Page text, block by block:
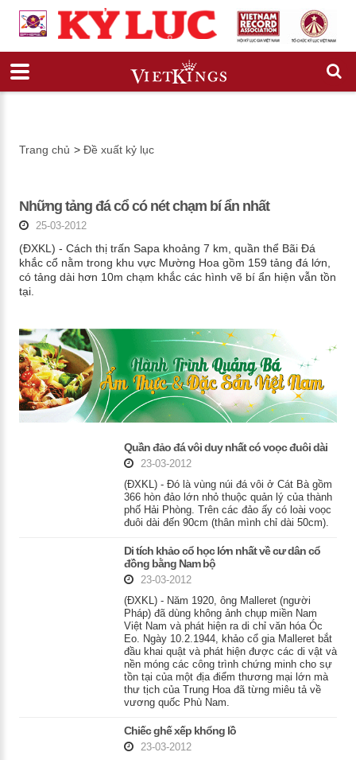
Trang chủ > Đề xuất kỷ lục
Những tảng đá cổ có nét chạm bí ẩn nhất
25-03-2012
(ĐXKL) - Cách thị trấn Sapa khoảng 7 km, quần thể Bãi Đá
khắc cổ nằm trong khu vực Mường Hoa gồm 159 tảng đá lớn,
có tảng dài hơn 10m chạm khắc các hình vẽ bí ẩn hiện vẫn tồn
tại.
Quần đảo đá vôi duy nhất có voọc đuôi dài
23-03-2012
(ĐXKL) - Đó là vùng núi đá vôi ở Cát Bà gồm
366 hòn đảo lớn nhỏ thuộc quản lý của thành
phố Hải Phòng. Trên các đảo ấy có loài voọc
đuôi dài đến 90cm (thân mình chỉ dài 50cm).
Di tích khảo cổ học lớn nhất về cư dân cổ
đồng bằng Nam bộ
23-03-2012
(ĐXKL) - Năm 1920, ông Malleret (người
Pháp) đã dùng không ảnh chụp miền Nam
Việt Nam và phát hiện ra di chỉ văn hóa Óc
Eo. Ngày 10.2.1944, khảo cổ gia Malleret bắt
đầu khai quật và phát hiện được các di vật và
nền móng các công trình chứng minh cho sự
tồn tại của một địa điểm thương mại lớn mà
thư tịch của Trung Hoa đã từng miêu tả về
vương quốc Phù Nam.
Chiếc ghế xếp khổng lồ
23-03-2012